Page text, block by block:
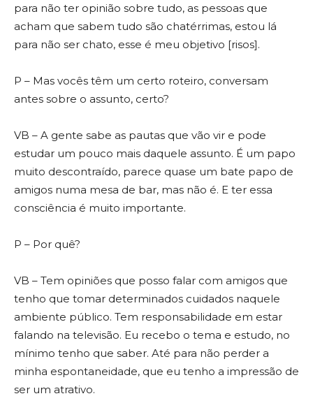
para não ter opinião sobre tudo, as pessoas que
acham que sabem tudo são chatérrimas, estou lá
para não ser chato, esse é meu objetivo [risos].
P – Mas vocês têm um certo roteiro, conversam
antes sobre o assunto, certo?
VB – A gente sabe as pautas que vão vir e pode
estudar um pouco mais daquele assunto. É um papo
muito descontraído, parece quase um bate papo de
amigos numa mesa de bar, mas não é. E ter essa
consciência é muito importante.
P – Por quê?
VB – Tem opiniões que posso falar com amigos que
tenho que tomar determinados cuidados naquele
ambiente público. Tem responsabilidade em estar
falando na televisão. Eu recebo o tema e estudo, no
mínimo tenho que saber. Até para não perder a
minha espontaneidade, que eu tenho a impressão de
ser um atrativo.